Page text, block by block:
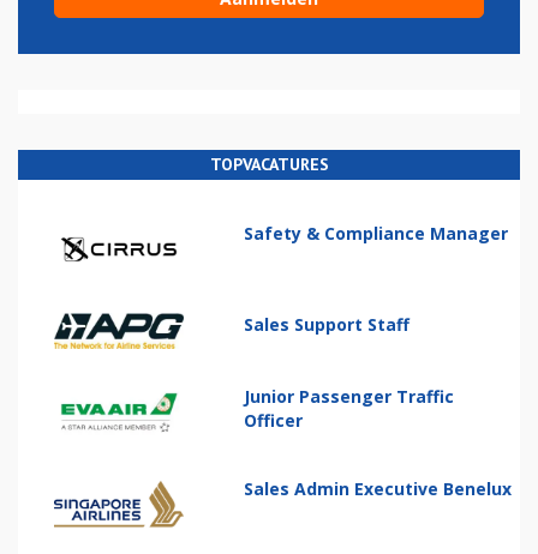
TOPVACATURES
Safety & Compliance Manager
Sales Support Staff
Junior Passenger Traffic
Officer
Sales Admin Executive Benelux